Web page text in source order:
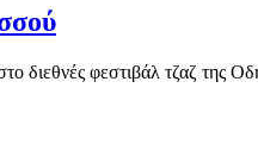
διεθνές φεστιβάλ τζαζ